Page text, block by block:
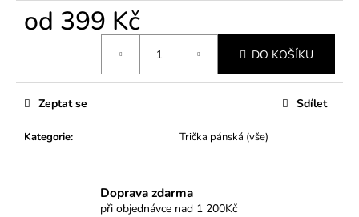
od 399 Kč
DO KOŠÍKU
Kategorie: Trička pánská (vše)
Zeptat se Sdílet
Doprava zdarma
při objednávce nad 1 200Kč